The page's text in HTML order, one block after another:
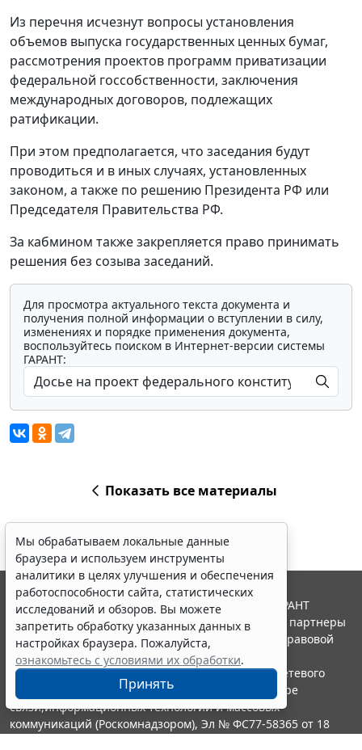
Из перечня исчезнут вопросы установления
объемов выпуска государственных ценных бумаг,
рассмотрения проектов программ приватизации
федеральной госсобственности, заключения
международных договоров, подлежащих
ратификации.
При этом предполагается, что заседания будут
проводиться и в иных случаях, установленных
законом, а также по решению Президента РФ или
Председателя Правительства РФ.
За кабмином также закрепляется право принимать
решения без созыва заседаний.
Для просмотра актуального текста документа и
получения полной информации о вступлении в силу,
изменениях и порядке применения документа,
воспользуйтесь поиском в Интернет-версии системы
ГАРАНТ:
Показать все материалы
Мы обрабатываем локальные данные
браузера и используем инструменты
аналитики в целях улучшения и обеспечения
работоспособности сайта, статистических
исследований и обзоров. Вы можете
запретить обработку указанных данных в
настройках браузера. Пожалуйста,
ознакомьтесь с условиями их обработки.
Принять
© ООО "НПП "ГАРАНТ-СЕРВИС", 2026. Система ГАРАНТ
выпускается с 1990 года. Компания "Гарант" и ее партнеры
являются участниками Российской ассоциации правовой
информации ГАРАНТ.
Портал ГАРАНТ.РУ зарегистрирован в качестве сетевого
издания Федеральной службой по надзору в сфере
связи,информационных технологий и массовых
коммуникаций (Роскомнадзором), Эл № ФС77-58365 от 18